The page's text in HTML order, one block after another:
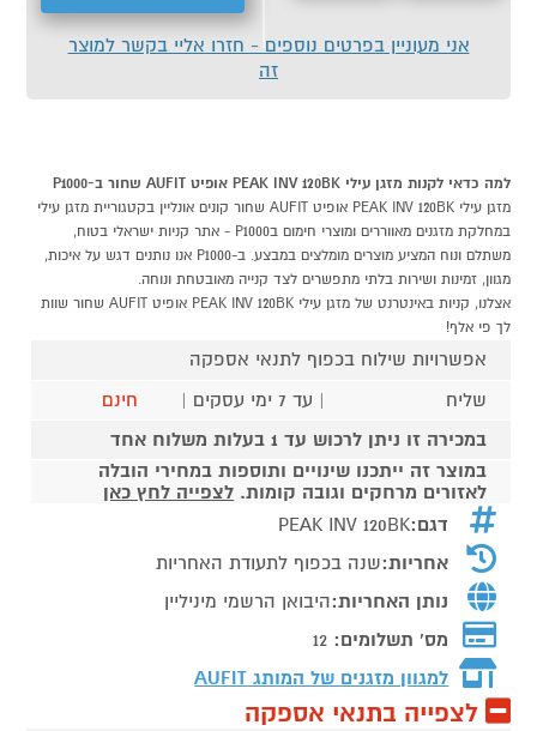
אני מעוניין בפרטים נוספים - חזרו אליי בקשר למוצר
זה
למה כדאי לקנות מזגן עילי PEAK INV 120BK אופיט AUFIT שחור ב-P1000
מזגן עילי PEAK INV 120BK אופיט AUFIT שחור קונים אונליין בקטגוריית מזגן עילי
במחלקת מזגנים מאווררים ומוצרי חימום בP1000 - אתר קניות ישראלי בטוח,
משתלם ונוח המציע מוצרים מומלצים במבצע. ב-P1000 אנו נותנים דגש על איכות,
מגוון, זמינות ושירות בלתי מתפשרים לצד קנייה מאובטחת ונוחה.
אצלנו, קניות באינטרנט של מזגן עילי PEAK INV 120BK אופיט AUFIT שחור שוות
לך פי אלף!
אפשרויות שילוח בכפוף לתנאי אספקה
שליח
| עד 7 ימי עסקים |
חינם
במכירה זו ניתן לרכוש עד 1 בעלות משלוח אחד
במוצר זה ייתכנו שינויים ותוספות במחירי הובלה
לאזורים מרחקים וגובה קומות. לצפייה לחץ כאן
דגם:PEAK INV 120BK
אחריות:שנה בכפוף לתעודת האחריות
נותן האחריות:היבואן הרשמי מיניליין
מס' תשלומים: 12
למגוון מזגנים של המותג AUFIT
לצפייה בתנאי אספקה